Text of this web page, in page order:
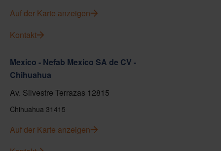
Auf der Karte anzeigen
Kontakt
Mexico - Nefab Mexico SA de CV -
Chihuahua
Av. Silvestre Terrazas 12815
Chihuahua 31415
Auf der Karte anzeigen